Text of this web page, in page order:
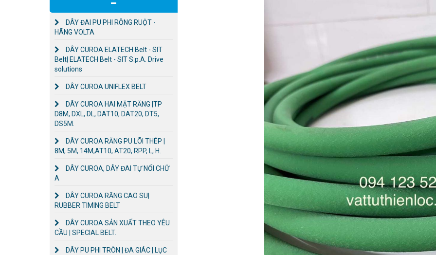
DÂY ĐAI PU PHI RỖNG RUỘT -
HÃNG VOLTA
DÂY CUROA ELATECH Belt - SIT
Belt| ELATECH Belt - SIT S.p.A. Drive
solutions
DÂY CUROA UNIFLEX BELT
DÂY CUROA HAI MẶT RĂNG |TP
D8M, DXL, DL, DAT10, DAT20, DT5,
DS5M.
DÂY CUROA RĂNG PU LÕI THÉP |
8M, 5M, 14M,AT10, AT20, RPP, L, H.
DÂY CUROA, DÂY ĐAI TỰ NỐI CHỮ
A
DÂY CUROA RĂNG CAO SU|
RUBBER TIMING BELT
DÂY CUROA SẢN XUẤT THEO YÊU
CẦU | SPECIAL BELT.
DÂY PU PHI TRÒN | ĐA GIÁC | LỤC